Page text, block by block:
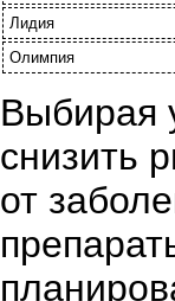
Лидия
Олимпия
Выбирая
снизить
от